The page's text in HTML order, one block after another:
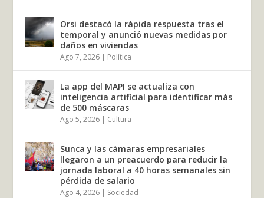
Orsi destacó la rápida respuesta tras el
temporal y anunció nuevas medidas por
daños en viviendas
Ago 7, 2026 | Política
La app del MAPI se actualiza con
inteligencia artificial para identificar más
de 500 máscaras
Ago 5, 2026 | Cultura
Sunca y las cámaras empresariales
llegaron a un preacuerdo para reducir la
jornada laboral a 40 horas semanales sin
pérdida de salario
Ago 4, 2026 | Sociedad